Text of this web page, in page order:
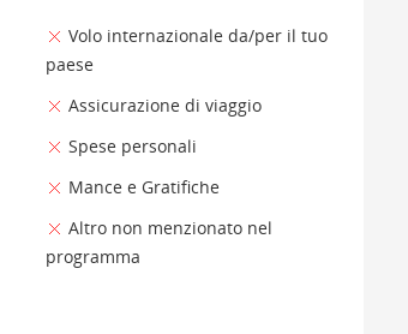
Volo internazionale da/per il tuo
paese
Assicurazione di viaggio
Spese personali
Mance e Gratifiche
Altro non menzionato nel
programma